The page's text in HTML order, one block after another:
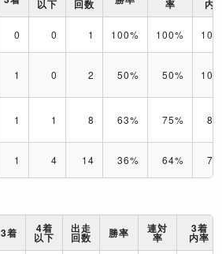
以下 回数 率
内
0 0 1 100% 100%
1 0 2 50% 50%
1 1 8 63% 75%
1 4 14 36% 64%
3着 4着
以下
出走
回数 勝率 連対
率
3着
内率